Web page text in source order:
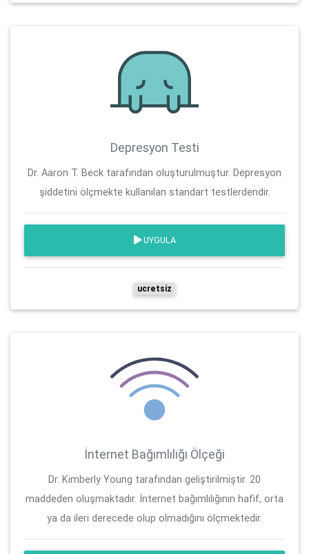
Depresyon Testi
Dr. Aaron T. Beck tarafından oluşturulmuştur. Depresyon
şiddetini ölçmekte kullanılan standart testlerdendir.
UYGULA
ucretsiz
İnternet Bağımlılığı Ölçeği
Dr. Kimberly Young tarafından geliştirilmiştir. 20
maddeden oluşmaktadır. İnternet bağımlılığının hafif, orta
ya da ileri derecede olup olmadığını ölçmektedir.